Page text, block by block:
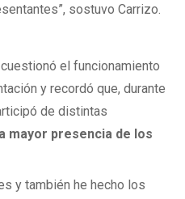
sostuvo Carrizo.
el funcionamiento
y recordó que, durante
de distintas
mayor presencia de los
y también he hecho los